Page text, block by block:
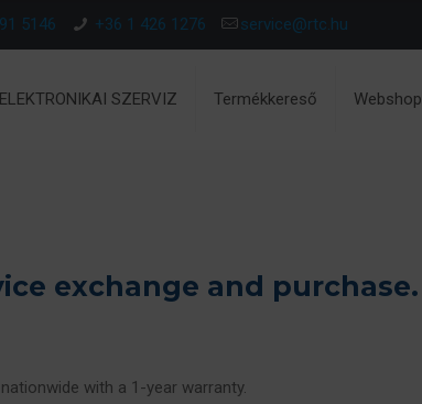
5146 +36 1 426 1276 service@rtc.hu
SZERVIZ Termékkereső Webshop
exchange and purchase.
with a 1-year warranty.